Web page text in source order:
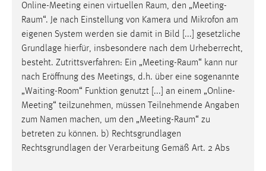
Online-Meeting einen virtuellen Raum, den „Meeting-
Raum“. Je nach Einstellung von Kamera und Mikrofon am
eigenen System werden sie damit in Bild [...] gesetzliche
Grundlage hierfür, insbesondere nach dem Urheberrecht,
besteht. Zutrittsverfahren: Ein „Meeting-Raum“ kann nur
nach Eröffnung des Meetings, d.h. über eine sogenannte
„Waiting-Room“ Funktion genutzt [...] an einem „Online-
Meeting“ teilzunehmen, müssen Teilnehmende Angaben
zum Namen machen, um den „Meeting-Raum“ zu
betreten zu können. b) Rechtsgrundlagen
Rechtsgrundlagen der Verarbeitung Gemäß Art. 2 Abs